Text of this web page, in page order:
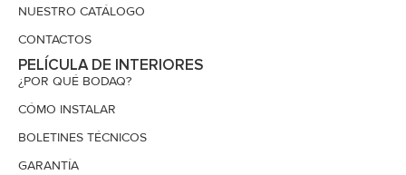
NUESTRO CATÁLOGO
CONTACTOS
PELÍCULA DE INTERIORES
¿POR QUÉ BODAQ?
CÓMO INSTALAR
BOLETINES TÉCNICOS
GARANTÍA